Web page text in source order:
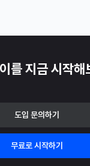
를 지금 시작해
도입 문의하기
무료로 시작하기